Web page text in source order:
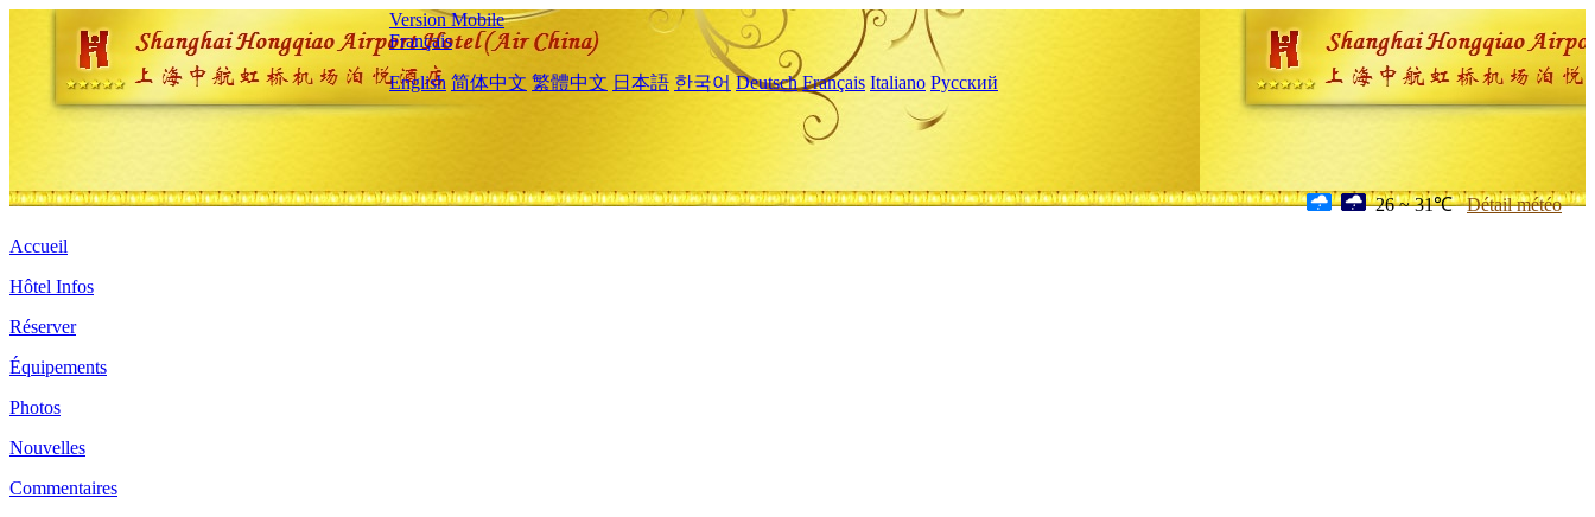
Version Mobile
Français
English 简体中文 繁體中文 日本語 한국어 Deutsch Français Italiano Русский
26 ~ 31℃ Détail météo
Accueil
Hôtel Infos
Réserver
Équipements
Photos
Nouvelles
Commentaires